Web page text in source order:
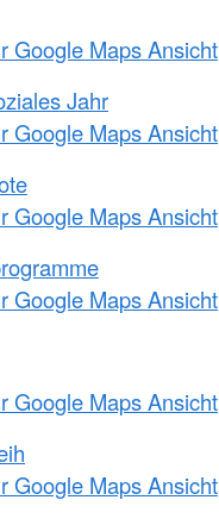
Google Maps Ansicht
Jahr
Google Maps Ansicht
Google Maps Ansicht
Google Maps Ansicht
Google Maps Ansicht
Google Maps Ansicht